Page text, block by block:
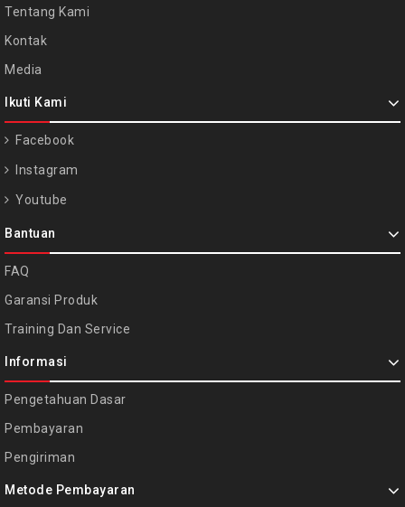
Tentang Kami
Kontak
Media
Ikuti Kami
Facebook
Instagram
Youtube
Bantuan
FAQ
Garansi Produk
Training Dan Service
Informasi
Pengetahuan Dasar
Pembayaran
Pengiriman
Metode Pembayaran